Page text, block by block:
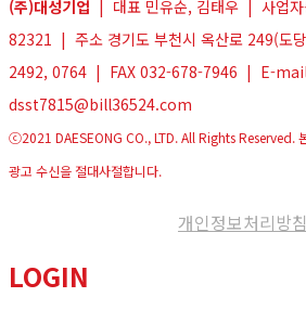
(주)대성기업 | 대표 민유순, 김태우 | 사업
82321 | 주소 경기도 부천시 옥산로 249(
2492, 0764 | FAX 032-678-7946 | E-
dsst7815@bill36524.com
ⓒ2021 DAESEONG CO., LTD. All Rights Reserved.
광고 수신을 절대사절합니다.
개인정보처리방침
LOGIN